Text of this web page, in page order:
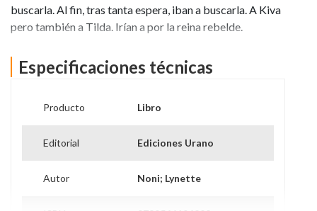
buscarla. Al fin, tras tanta espera, iban a buscarla. A Kiva
pero también a Tilda. Irían a por la reina rebelde.
Ver más información
Especificaciones técnicas
Producto Libro
Editorial Ediciones Urano
Autor Noni; Lynette